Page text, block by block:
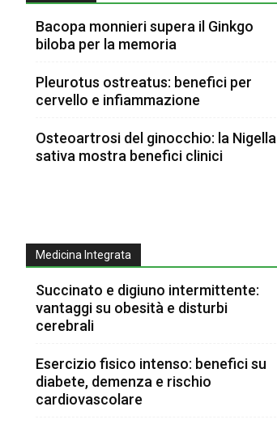
Bacopa monnieri supera il Ginkgo
biloba per la memoria
Pleurotus ostreatus: benefici per
cervello e infiammazione
Osteoartrosi del ginocchio: la Nigella
sativa mostra benefici clinici
Medicina Integrata
Succinato e digiuno intermittente:
vantaggi su obesità e disturbi
cerebrali
Esercizio fisico intenso: benefici su
diabete, demenza e rischio
cardiovascolare